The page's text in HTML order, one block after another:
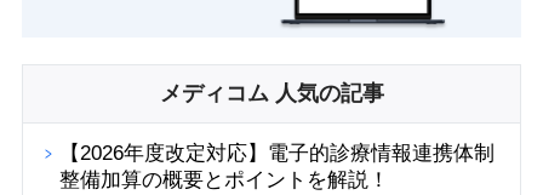
メディコム 人気の記事
【2026年度改定対応】電子的診療情報連携体制
整備加算の概要とポイントを解説！